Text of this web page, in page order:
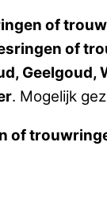
of
of
Geelgoud,
. Mogelijk
of